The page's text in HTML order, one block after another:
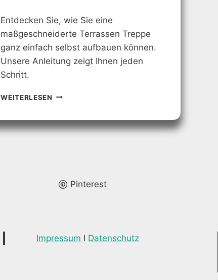
Entdecken Sie, wie Sie eine
maßgeschneiderte Terrassen Treppe
ganz einfach selbst aufbauen können.
Unsere Anleitung zeigt Ihnen jeden
Schritt.
WEITERLESEN TERRASSEN
FÜR-
AUFBAUPinterest
Impressum I Datenschutz